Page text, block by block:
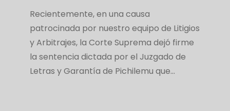
Recientemente, en una causa
patrocinada por nuestro equipo de Litigios
y Arbitrajes, la Corte Suprema dejó firme
la sentencia dictada por el Juzgado de
Letras y Garantía de Pichilemu que…